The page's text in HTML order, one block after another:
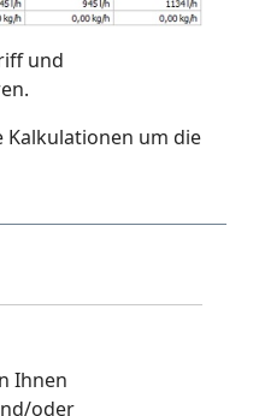
und
Kalkulationen um die
Ihnen
oder